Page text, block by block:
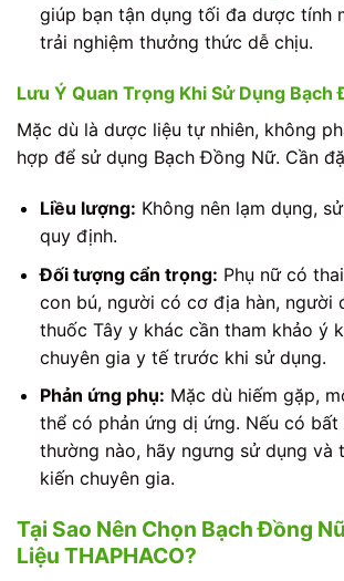
giúp bạn tận dụng tối đa dược tính
trải nghiệm thưởng thức dễ chịu.
Lưu Ý Quan Trọng Khi Sử Dụng Bạch
Mặc dù là dược liệu tự nhiên, không
hợp để sử dụng Bạch Đồng Nữ. Cần
Liều lượng: Không nên lạm dụng,
quy định.
Đối tượng cẩn trọng: Phụ nữ có
con bú, người có cơ địa hàn, người
thuốc Tây y khác cần tham khảo ý
chuyên gia y tế trước khi sử dụng.
Phản ứng phụ: Mặc dù hiếm gặp,
thể có phản ứng dị ứng. Nếu có
thường nào, hãy ngưng sử dụng và
kiến chuyên gia.
Tại Sao Nên Chọn Bạch Đồng
Liệu THAPHACO?